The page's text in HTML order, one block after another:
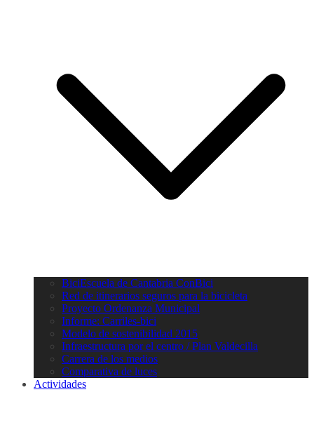
BiciEscuela de Cantabria ConBici
Red de itinerarios seguros para la bicicleta
Proyecto Ordenanza Municipal
Informe: Carriles-bici
Modelo de sostenibilidad 2015
Infraestructura por el centro / Plan Valdecilla
Carrera de los medios
Comparativa de luces
Actividades